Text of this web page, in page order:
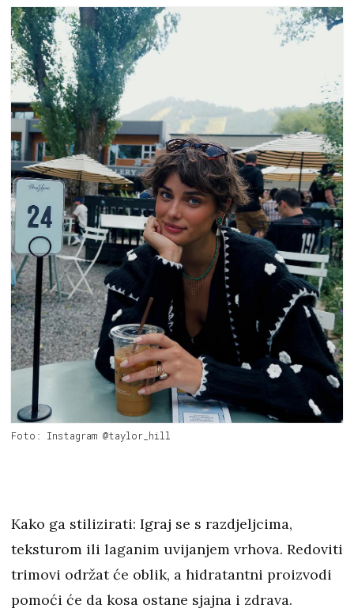
Foto: Instagram @taylor_hill
Kako ga stilizirati: Igraj se s razdjeljcima,
teksturom ili laganim uvijanjem vrhova. Redoviti
trimovi održat će oblik, a hidratantni proizvodi
pomoći će da kosa ostane sjajna i zdrava.